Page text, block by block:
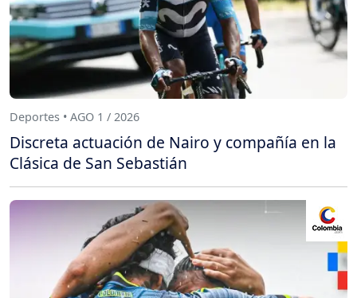
Deportes • AGO 1 / 2026
Discreta actuación de Nairo y compañía en la
Clásica de San Sebastián